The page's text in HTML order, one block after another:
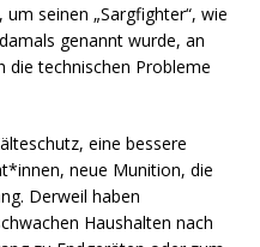
seinen „Sargfighter“, wie
genannt wurde, an
die technischen Probleme
eine bessere
neue Munition, die
Derweil haben
Haushalten nach